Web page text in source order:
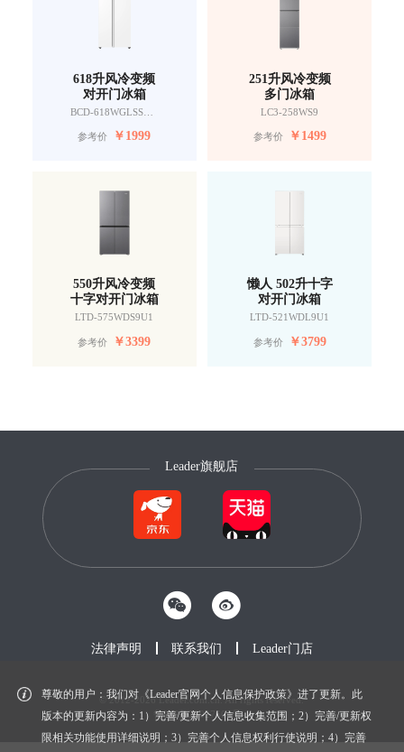
618升风冷变频
对开门冰箱
BCD-618WGLSSEDW9
参考价 ￥1999
251升风冷变频
多门冰箱
LC3-258WS9
参考价 ￥1499
550升风冷变频
十字对开门冰箱
LTD-575WDS9U1
参考价 ￥3399
懒人 502升十字
对开门冰箱
LTD-521WDL9U1
参考价 ￥3799
尊敬的用户：我们对《Leader官网个人信息保护政策》进了更新。此
版本的更新内容为：1）完善/更新个人信息收集范围；2）完善/更新权
限相关功能使用详细说明；3）完善个人信息权利行使说明；4）完善
Leader旗舰店
法律声明 联系我们 Leader门店
© 2012-2026 Leader.com.cn. All rights reserved.
鲁ICP备20027604号-1